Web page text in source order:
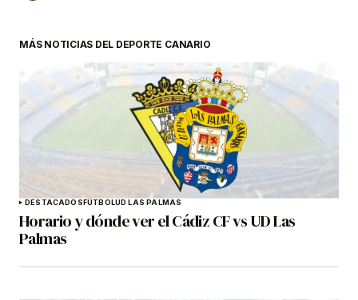
MÁS NOTICIAS DEL DEPORTE CANARIO
DESTACADOSFÚTBOLUD LAS PALMAS
Horario y dónde ver el Cádiz CF vs UD Las
Palmas